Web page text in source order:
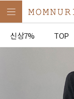
신상7% TOP